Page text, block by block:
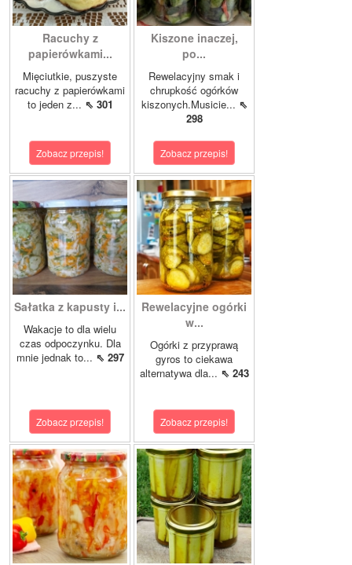
Racuchy z
papierówkami...
Mięciutkie, puszyste
racuchy z papierówkami
to jeden z... ⇖ 301
Zobacz przepis!
Kiszone inaczej,
po...
Rewelacyjny smak i
chrupkość ogórków
kiszonych.Musicie... ⇖
298
Zobacz przepis!
Sałatka z kapusty i...
Wakacje to dla wielu
czas odpoczynku. Dla
mnie jednak to... ⇖ 297
Zobacz przepis!
Rewelacyjne ogórki
w...
Ogórki z przyprawą
gyros to ciekawa
alternatywa dla... ⇖ 243
Zobacz przepis!